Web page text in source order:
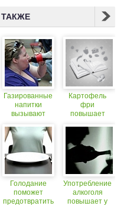
Газированные
напитки
вызывают
опасных
заболеваний
Голодание
поможет
предотвратить
Картофель
фри
повышает
Употребление
алкоголя
повышает у